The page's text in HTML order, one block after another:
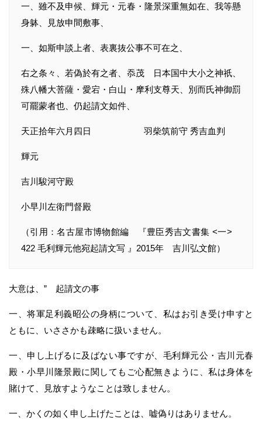
一、雖不及申候、輝元・元春・隆景深重無如在、我等懸
身躰、見放申間敷事、
一、如斯申談上者、表裏抜公事不可在之、
右之条々、若偽於有之者、忝茂 日本国中大小之神祇、
殊八幡大菩薩・愛宕・白山・摩利支尊天、別而氏神御罰
可罷蒙者也、仍起請文如件、
天正拾年六月四日 羽柴筑前守 秀吉血判
輝元
吉川駿河守殿
小早川左衛門督殿
（引用：名古屋市博物館編 『豊臣秀吉文書集 <一>
422 毛利輝元他宛起請文写 』2015年 吉川弘文館）
大意は、” 起請文の事
一、将軍足利義昭公の身柄について、私はお引き受け申すと
ともに、いささかも疎略に扱いません。
一、申し上げるに及ばない事ですが、毛利輝元公・吉川元春
殿・小早川隆景殿に関してもご心配無きように、私は身体を
賭けて、見放すようなことは致しません。
一、かくの如く申し上げたことは、嘘偽りはありません。